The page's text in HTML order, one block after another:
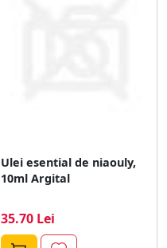
Ulei esential de niaouly,
10ml Argital
35.70 Lei